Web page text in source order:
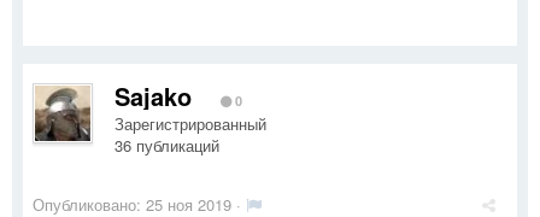
Sajako 0
Зарегистрированный
36 публикаций
Опубликовано: 25 ноя 2019 ·